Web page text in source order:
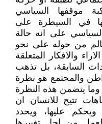
موقفها السياسي
في السيطرة على
على انه حالة
من حوله على نحو
والافكار المتعلقة
السابقة، بل تذهب
والمجتمع هو نظرة
وما يتضمن هذه النظرة
تتيح للانسان ان
عليها، ويحدد